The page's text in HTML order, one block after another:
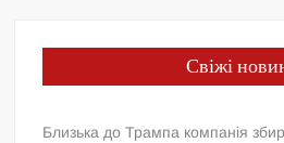
Свіжі
Близька до Трампа компанія